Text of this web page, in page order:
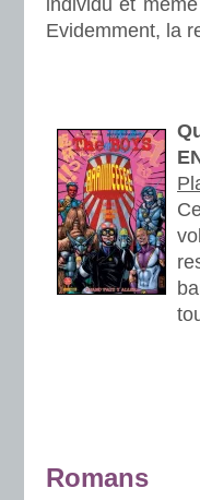
individu et
Evidemment, la
Romans